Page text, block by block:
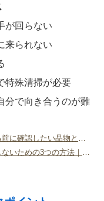
が回らない
来られない
特殊清掃が必要
分で向き合うのが難
遺品整理で売れるものは？捨てる前に確認したい品物と注意点
故人のコレクション処分で後悔しないための3つの方法｜価値を無駄にしない選択とは？